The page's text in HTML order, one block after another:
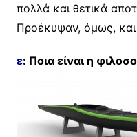
πολλά και θετικά
Προέκυψαν, όμως,
ε: Ποια είναι η